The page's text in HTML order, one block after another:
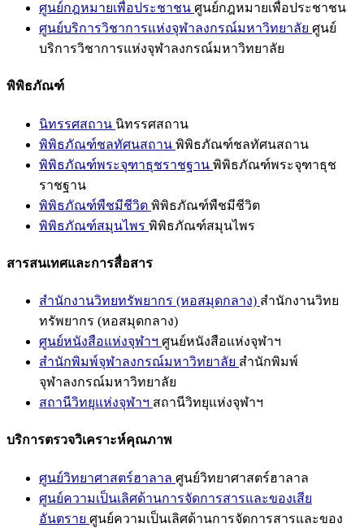
ศูนย์กฎหมายเพื่อประชาชน ศูนย์กฎหมายเพื่อประชาชน
ศูนย์บริการวิชาการแห่งจุฬาลงกรณ์มหาวิทยาลัย ศูนย์
บริการวิชาการแห่งจุฬาลงกรณ์มหาวิทยาลัย
พิพิธภัณฑ์
นิทรรศสถาน นิทรรศสถาน
พิพิธภัณฑ์ชลทัศนสถาน พิพิธภัณฑ์ชลทัศนสถาน
พิพิธภัณฑ์พระจุฑาธุชราชฐาน พิพิธภัณฑ์พระจุฑาธุช
ราชฐาน
พิพิธภัณฑ์พืชมีชีวิต พิพิธภัณฑ์พืชมีชีวิต
พิพิธภัณฑ์สมุนไพร พิพิธภัณฑ์สมุนไพร
สารสนเทศและการสื่อสาร
สำนักงานวิทยทรัพยากร (หอสมุดกลาง) สำนักงานวิทย
ทรัพยากร (หอสมุดกลาง)
ศูนย์หนังสือแห่งจุฬาฯ ศูนย์หนังสือแห่งจุฬาฯ
สำนักพิมพ์จุฬาลงกรณ์มหาวิทยาลัย สำนักพิมพ์
จุฬาลงกรณ์มหาวิทยาลัย
สถานีวิทยุแห่งจุฬาฯ สถานีวิทยุแห่งจุฬาฯ
บริการตรวจวิเคราะห์คุณภาพ
ศูนย์วิทยาศาสตร์ฮาลาล ศูนย์วิทยาศาสตร์ฮาลาล
ศูนย์ความเป็นเลิศด้านการจัดการสารและของเสีย
อันตราย ศูนย์ความเป็นเลิศด้านการจัดการสารและของ